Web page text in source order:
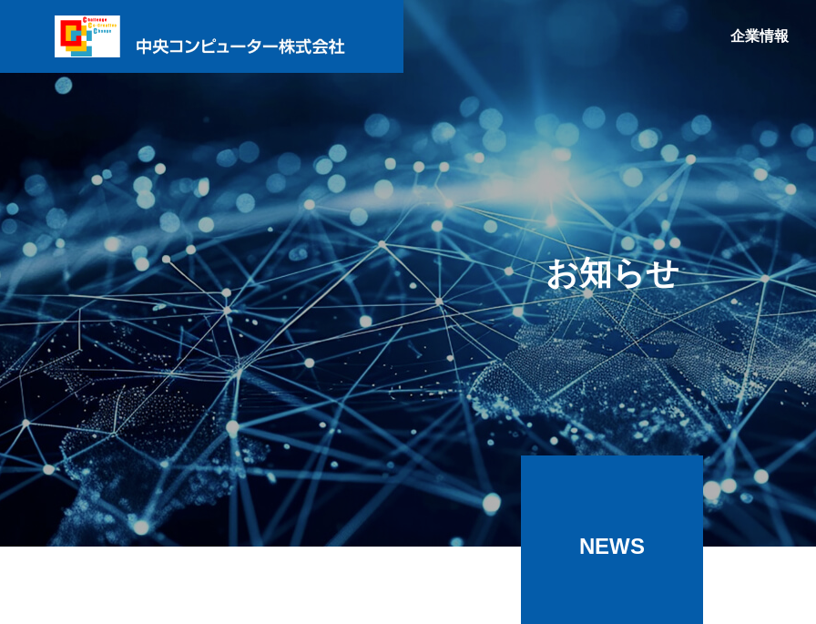
企業情報
COMPANY
企業情報
PHILOSOPHY
企業理念
GREETING
社長挨拶
ORGANIZATION
組織図
BASE
事業拠点
POLICY
事業継続基本方針
SERVICE
サービス内容
SYSTEM
INTEGRATION
SIサービス
DIGITAL
DXサービス
お知らせ
NEWS